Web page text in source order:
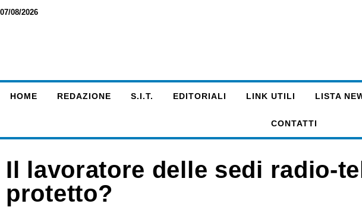
07/08/2026
HOME REDAZIONE S.I.T. EDITORIALI LINK UTILI LISTA
CONTATTI
Il lavoratore delle sedi radio-
protetto?